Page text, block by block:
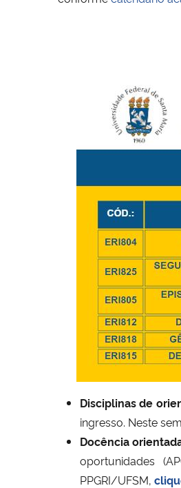
Disciplinas de
ingresso. Neste
Docência
oportunidades
PPGRI/UFSM,